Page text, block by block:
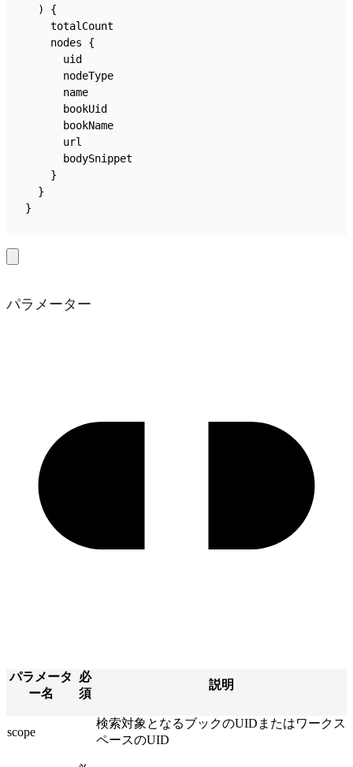
  ) {
    totalCount
    nodes {
      uid
      nodeType
      name
      bookUid
      bookName
      url
      bodySnippet
    }
  }
}
パラメーター
パラメータ
ー名
必
須
説明
scope
検索対象となるブックのUIDまたはワークス
ペースのUID